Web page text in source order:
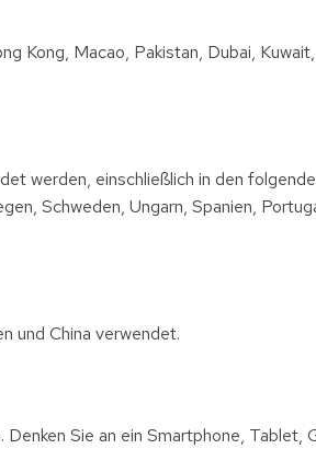
Kong, Macao, Pakistan, Dubai,
werden, einschließlich in den
Schweden, Ungarn, Spanien,
und China verwendet.
Sie an ein Smartphone, Tablet,